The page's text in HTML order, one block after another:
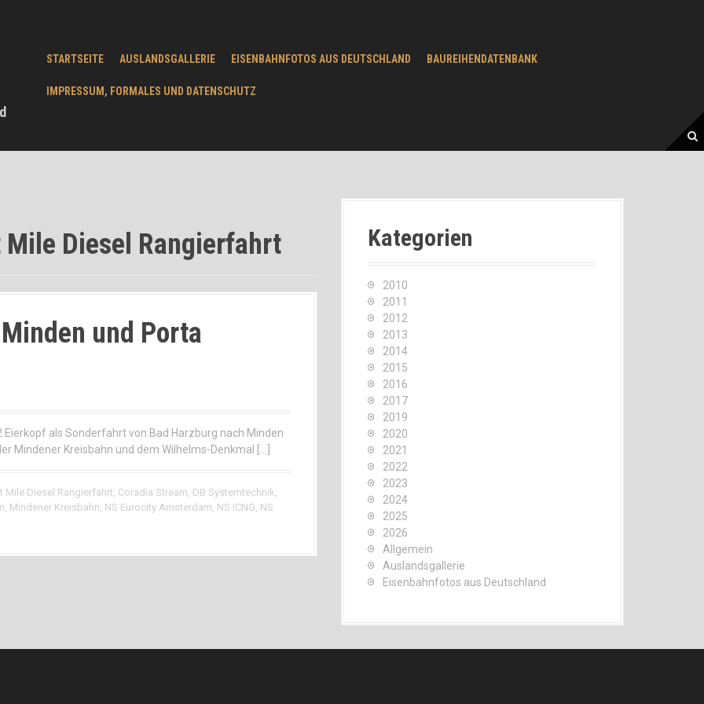
STARTSEITE AUSLANDSGALLERIE EISENBAHNFOTOS AUS DEUTSCHLAND BAUREIHENDATENBANK
IMPRESSUM, FORMALES UND DATENSCHUTZ
Diesel Rangierfahrt
und Porta
als Sonderfahrt von Bad Harzburg nach Minden
Mindener Kreisbahn und dem Wilhelms-Denkmal […]
Mile Diesel Rangierfahrt, Coradia Stream, DB Systemtechnik,
, Mindener Kreisbahn, NS Eurocity Amsterdam, NS ICNG, NS
Kategorien
2010
2011
2012
2013
2014
2015
2016
2017
2019
2020
2021
2022
2023
2024
2025
2026
Allgemein
Auslandsgallerie
Eisenbahnfotos aus Deutschland